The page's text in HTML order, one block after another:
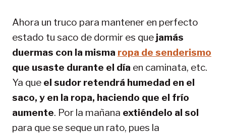
Ahora un truco para mantener en perfecto
estado tu saco de dormir es que jamás
duermas con la misma ropa de senderismo
que usaste durante el día en caminata, etc.
Ya que el sudor retendrá humedad en el
saco, y en la ropa, haciendo que el frío
aumente. Por la mañana extiéndelo al sol
para que se seque un rato, pues la